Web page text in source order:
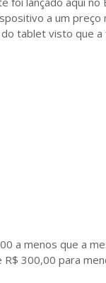
a um
tablet visto que a
a menos que a
300,00 para